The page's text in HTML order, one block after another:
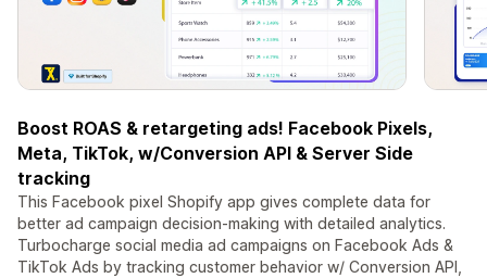
Boost ROAS & retargeting ads! Facebook Pixels,
Meta, TikTok, w/Conversion API & Server Side
tracking
This Facebook pixel Shopify app gives complete data for
better ad campaign decision-making with detailed analytics.
Turbocharge social media ad campaigns on Facebook Ads &
TikTok Ads by tracking customer behavior w/ Conversion API,